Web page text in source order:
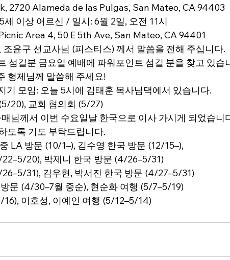
2720 Alameda de las Pulgas, San Mateo, CA 94403
세 이상 어르신 / 일시: 6월 2일, 오전 11시
Area 4, 50 E 5th Ave, San Mateo, CA 94401
조윤구 선교사님 (피스티스) 께서 말씀을 전해 주십니다.
섬길분 금요일 예배에 파워포인트 섬길 분을 찾고 있습
형제님께 말씀해 주세요!
기 모임: 오늘 5시에 김태훈 목사님댁에서 있습니다.
20), 교회 협의회 (5/27)
님께서 이번 수요일날 한국으로 이사 가시게 되었습니
도록 기도 부탁드립니다.
LA 방문 (10/1–), 김수영 한국 방문 (12/15–),
20), 박제니 한국 방문 (4/26–5/31)
31), 김우현, 박서진 한국 방문 (4/27–5/31)
문 (4/30–7월 중순), 현순화 여행 (5/7–5/19)
이호성, 이예인 여행 (5/12–5/14)